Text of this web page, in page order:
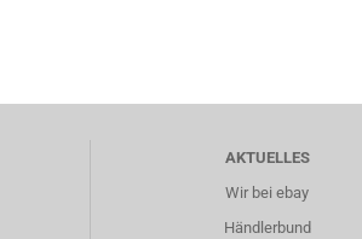
AKTUELLES
Wir bei ebay
Händlerbund